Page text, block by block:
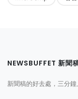
NEWSBUFFET 新聞
新聞稿的好去處，三分